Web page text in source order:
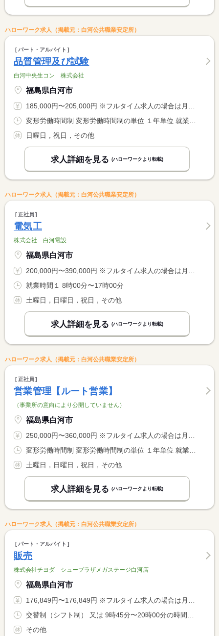
ハローワーク求人（掲載元：白河公共職業安定所）
パート・アルバイト
品質管理及び試験
白河中央生コン 株式会社
福島県白河市
185,000円〜205,000円 ※フルタイム求人の場合は月額（換算額）、パート求人の場合は時間額を表示しています。
日曜日，祝日，その他
求人詳細を見る (ハローワークより転載)
ハローワーク求人（掲載元：白河公共職業安定所）
正社員
電気工
株式会社 白河電設
福島県白河市
200,000円〜390,000円 ※フルタイム求人の場合は月額（換算額）、パート求人の場合は時間額を表示しています。
就業時間１ 8時00分〜17時00分
土曜日，日曜日，祝日，その他
求人詳細を見る (ハローワークより転載)
ハローワーク求人（掲載元：白河公共職業安定所）
正社員
営業管理【ルート営業】
（事業所の意向により公開していません）
福島県白河市
250,000円〜360,000円 ※フルタイム求人の場合は月額（換算額）、パート求人の場合は時間額を表示しています。
土曜日，日曜日，祝日，その他
求人詳細を見る (ハローワークより転載)
ハローワーク求人（掲載元：白河公共職業安定所）
パート・アルバイト
販売
株式会社チヨダ シュープラザメガステージ白河店
福島県白河市
176,849円〜176,849円 ※フルタイム求人の場合は月額（換算額）、パート求人の場合は時間額を表示しています。
その他